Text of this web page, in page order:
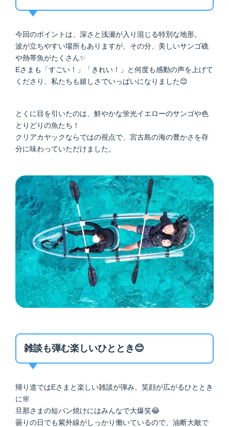
今回のポイントは、深さと浅瀬が入り混じる特別な地形。
波が立ちやすい場所もありますが、その分、美しいサンゴ礁
や熱帯魚がたくさん✨
Eさまも「すごい！」「きれい！」と何度も感動の声を上げて
くださり、私たちも嬉しさでいっぱいになりました😊
とくに目を引いたのは、鮮やかな蛍光イエローのサンゴや色
とりどりの魚たち！
クリアカヤックならではの視点で、宮古島の海の豊かさを存
分に味わっていただけました。
雑談も弾む楽しいひととき😊
帰り道ではEさまと楽しい雑談が弾み、笑顔が広がるひととき
に🌸
旦那さまの短パン焼けにはみんなで大爆笑😂
曇りの日でも紫外線がしっかり働いているので、油断大敵で